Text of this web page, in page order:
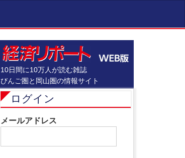
10日間に10万人が読む雑誌
びんご圏と岡山圏の情報サイト
ログイン
メールアドレス